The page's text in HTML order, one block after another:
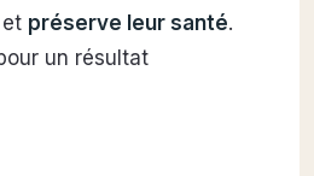
préserve leur santé.
un résultat